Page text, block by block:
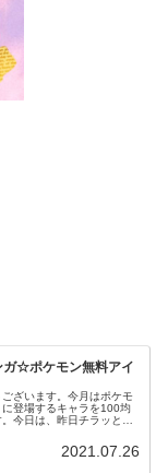
ガ☆ポケモン無料アイ
ざいます。今月はポケモ
登場するキャラを100均
今日は、昨日チラッとお
2021.07.26